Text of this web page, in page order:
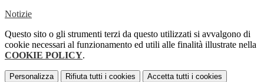
Notizie
Questo sito o gli strumenti terzi da questo utilizzati si avvalgono di
cookie necessari al funzionamento ed utili alle finalità illustrate nella
COOKIE POLICY.
Personalizza Rifiuta tutti i cookies Accetta tutti i cookies